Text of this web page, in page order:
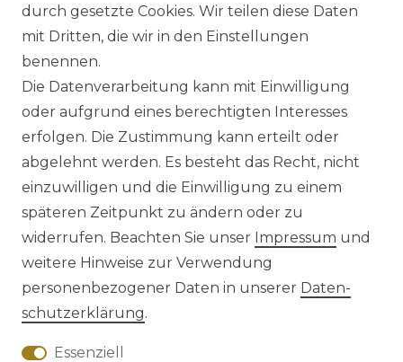
UVP 49,99 €
ab 47,99 € *
inkl. ges. MwSt. Versandkosten
Impressum Daten­schutz­erklärung
AGB Barrierefreiheitserklärung
durch gesetzte Cookies. Wir teilen diese Daten
mit Dritten, die wir in den Einstellungen
benennen.
Die Datenverarbeitung kann mit Einwilligung
oder aufgrund eines berechtigten Interesses
erfolgen. Die Zustimmung kann erteilt oder
abgelehnt werden. Es besteht das Recht, nicht
einzuwilligen und die Einwilligung zu einem
späteren Zeitpunkt zu ändern oder zu
widerrufen. Beachten Sie unser Impressum und
weitere Hinweise zur Verwendung
personenbezogener Daten in unserer Daten­
schutz­erklärung.
Essenziell